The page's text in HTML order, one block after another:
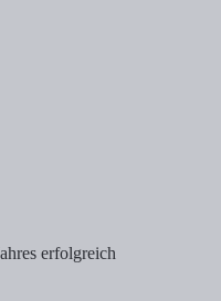
erfolgreich